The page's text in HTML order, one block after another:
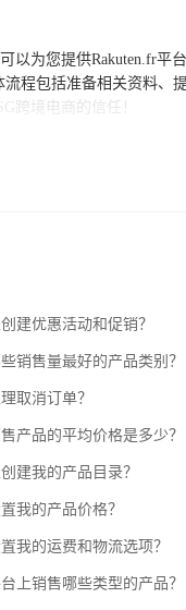
以为您提供Rakuten.fr
流程包括准备相关资料、
跨境电商的信任！
建优惠活动和促销？
销售量最好的产品类别？
取消订单？
产品的平均价格是多少？
建我的产品目录？
我的产品价格？
我的运费和物流选项？
上销售哪些类型的产品？